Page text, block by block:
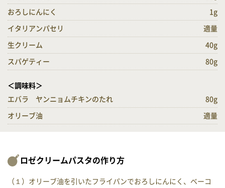
おろしにんにく 1g
イタリアンパセリ 適量
生クリーム 40g
スパゲティー 80g
＜調味料＞
エバラ ヤンニョムチキンのたれ
80g
オリーブ油 適量
ロゼクリームパスタの作り方
（１）オリーブ油を引いたフライパンでおろしにんにく、ベーコ